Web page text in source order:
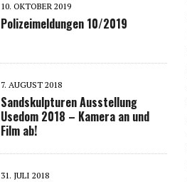
10. OKTOBER 2019
Polizeimeldungen 10/2019
7. AUGUST 2018
Sandskulpturen Ausstellung
Usedom 2018 – Kamera an und
Film ab!
31. JULI 2018